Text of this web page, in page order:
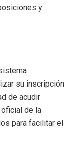
y
su inscripción
de acudir
de la
para facilitar el